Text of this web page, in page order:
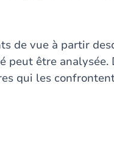
de vue à partir
peut être analysée.
qui les